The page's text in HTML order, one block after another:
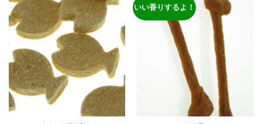
ほし
い物
リス
いい香りするよ！